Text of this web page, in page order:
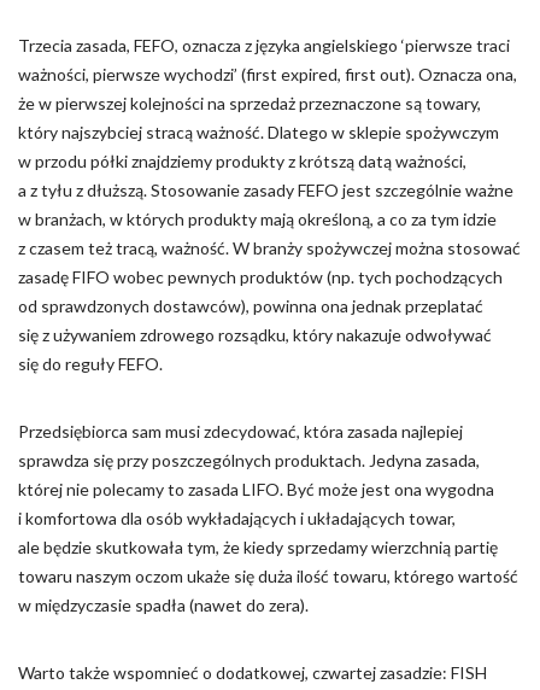
Trzecia zasada, FEFO, oznacza z języka angielskiego ‘pierwsze traci
ważności, pierwsze wychodzi’ (first expired, first out). Oznacza ona,
że w pierwszej kolejności na sprzedaż przeznaczone są towary,
który najszybciej stracą ważność. Dlatego w sklepie spożywczym
w przodu półki znajdziemy produkty z krótszą datą ważności,
a z tyłu z dłuższą. Stosowanie zasady FEFO jest szczególnie ważne
w branżach, w których produkty mają określoną, a co za tym idzie
z czasem też tracą, ważność. W branży spożywczej można stosować
zasadę FIFO wobec pewnych produktów (np. tych pochodzących
od sprawdzonych dostawców), powinna ona jednak przeplatać
się z używaniem zdrowego rozsądku, który nakazuje odwoływać
się do reguły FEFO.
Przedsiębiorca sam musi zdecydować, która zasada najlepiej
sprawdza się przy poszczególnych produktach. Jedyna zasada,
której nie polecamy to zasada LIFO. Być może jest ona wygodna
i komfortowa dla osób wykładających i układających towar,
ale będzie skutkowała tym, że kiedy sprzedamy wierzchnią partię
towaru naszym oczom ukaże się duża ilość towaru, którego wartość
w międzyczasie spadła (nawet do zera).
Warto także wspomnieć o dodatkowej, czwartej zasadzie: FISH